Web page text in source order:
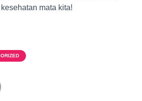
mata kita!